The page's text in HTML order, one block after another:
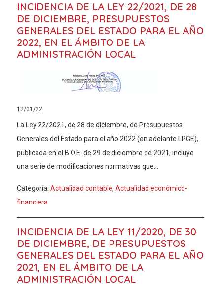
INCIDENCIA DE LA LEY 22/2021, DE 28
DE DICIEMBRE, PRESUPUESTOS
GENERALES DEL ESTADO PARA EL AÑO
2022, EN EL ÁMBITO DE LA
ADMINISTRACIÓN LOCAL
12/01/22
La Ley 22/2021, de 28 de diciembre, de Presupuestos
Generales del Estado para el año 2022 (en adelante LPGE),
publicada en el B.O.E. de 29 de diciembre de 2021, incluye
una serie de modificaciones normativas que...
Categoría: Actualidad contable, Actualidad económico-
financiera
INCIDENCIA DE LA LEY 11/2020, DE 30
DE DICIEMBRE, DE PRESUPUESTOS
GENERALES DEL ESTADO PARA EL AÑO
2021, EN EL ÁMBITO DE LA
ADMINISTRACIÓN LOCAL